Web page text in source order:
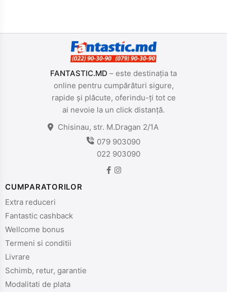
FANTASTIC.MD – este destinația ta
online pentru cumpărături sigure,
rapide și plăcute, oferindu-ți tot ce
ai nevoie la un click distanță.
Chisinau, str. M.Dragan 2/1A
079 903090
022 903090
CUMPARATORILOR
Extra reduceri
Fantastic cashback
Wellcome bonus
Termeni si conditii
Livrare
Schimb, retur, garantie
Modalitati de plata